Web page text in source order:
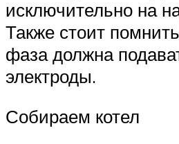
исключительно на
Также стоит
фаза должна
электроды.
Собираем котел